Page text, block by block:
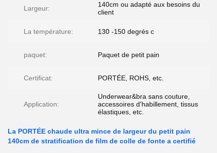
Largeur:
140cm ou adapté aux besoins du
client
La température: 130 -150 degrés c
paquet: Paquet de petit pain
Certificat: PORTÉE, ROHS, etc.
Application:
Underwear&bra sans couture,
accessoires d'habillement, tissus
élastiques, etc.
La PORTÉE chaude ultra mince de largeur du petit pain
140cm de stratification de film de colle de fonte a certifié